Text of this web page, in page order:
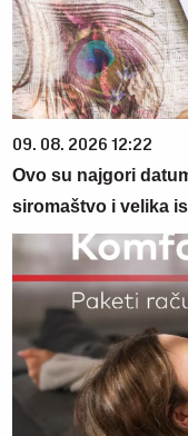
09. 08. 2026 12:22
Ovo su najgori
siromaštvo i velika